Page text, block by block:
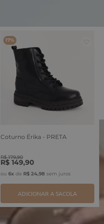
17%
Coturno Érika - PRETA
R$ 179,90
R$ 149,90
ou 6x de R$ 24,98 sem juros
ADICIONAR A SACOLA